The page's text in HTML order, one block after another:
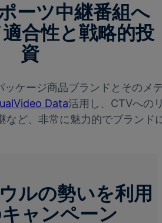
ーツ中継番組へ
合性と戦略的投
資
ッケージ商品ブランドとそのメ
Data活用し、CTVへの
など、非常に魅力的でブラン
ルの勢いを利用
ャンペーン